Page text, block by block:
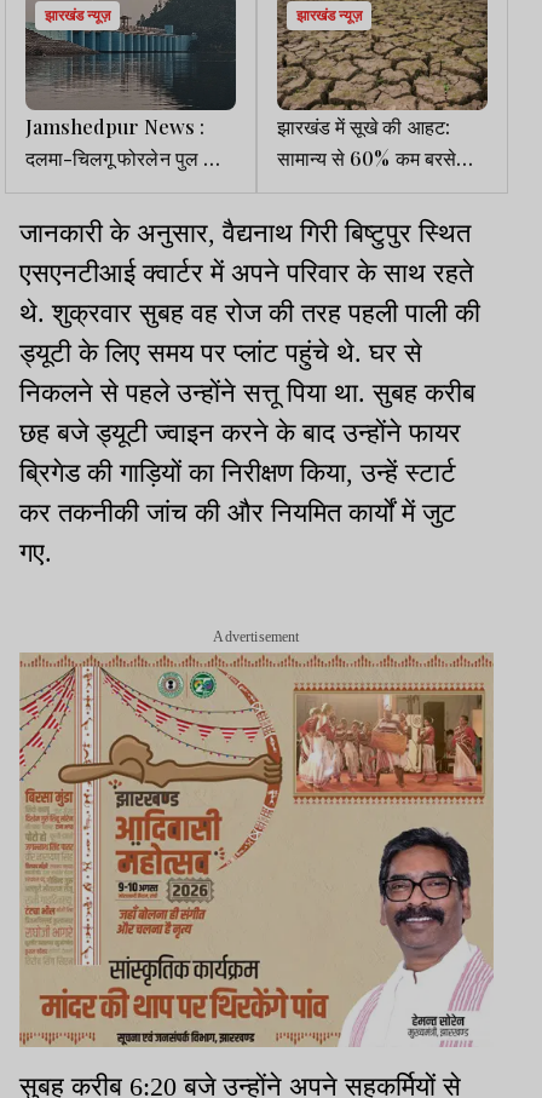
झारखंड न्यूज़
Jamshedpur News :
दलमा-चिलगू फोरलेन पुल का
निर्माण तेज, जाम से मिलेगी
राहत
झारखंड न्यूज़
झारखंड में सूखे की आहट:
सामान्य से 60% कम बरसे
बदरा, खरीफ फसलों पर
गहराया संकट
जानकारी के अनुसार, वैद्यनाथ गिरी बिष्टुपुर स्थित
एसएनटीआई क्वार्टर में अपने परिवार के साथ रहते
थे. शुक्रवार सुबह वह रोज की तरह पहली पाली की
ड्यूटी के लिए समय पर प्लांट पहुंचे थे. घर से
निकलने से पहले उन्होंने सत्तू पिया था. सुबह करीब
छह बजे ड्यूटी ज्वाइन करने के बाद उन्होंने फायर
ब्रिगेड की गाड़ियों का निरीक्षण किया, उन्हें स्टार्ट
कर तकनीकी जांच की और नियमित कार्यों में जुट
गए.
Advertisement
सुबह करीब 6:20 बजे उन्होंने अपने सहकर्मियों से